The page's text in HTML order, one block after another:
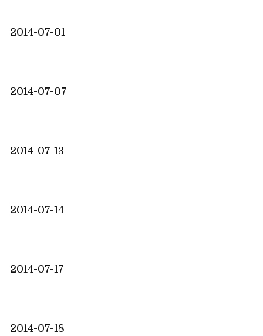
2014-07-01
2014-07-07
2014-07-13
2014-07-14
2014-07-17
2014-07-18